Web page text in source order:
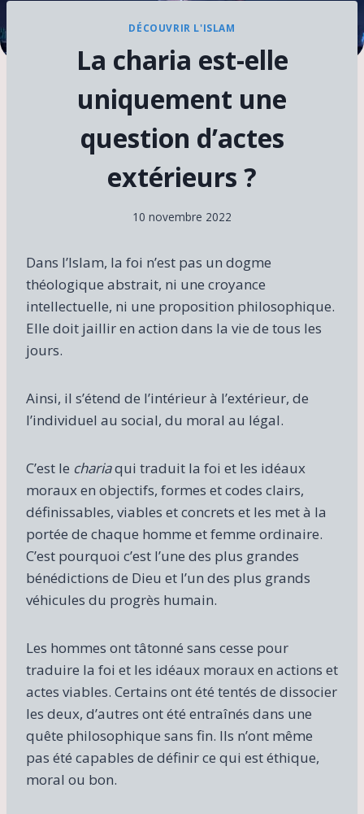
DÉCOUVRIR L'ISLAM
La charia est-elle
uniquement une
question d’actes
extérieurs ?
10 novembre 2022
Dans l’Islam, la foi n’est pas un dogme
théologique abstrait, ni une croyance
intellectuelle, ni une proposition philosophique.
Elle doit jaillir en action dans la vie de tous les
jours.
Ainsi, il s’étend de l’intérieur à l’extérieur, de
l’individuel au social, du moral au légal.
C’est le chariaqui traduit la foi et les idéaux
moraux en objectifs, formes et codes clairs,
définissables, viables et concrets et les met à la
portée de chaque homme et femme ordinaire.
C’est pourquoi c’est l’une des plus grandes
bénédictions de Dieu et l’un des plus grands
véhicules du progrès humain.
Les hommes ont tâtonné sans cesse pour
traduire la foi et les idéaux moraux en actions et
actes viables. Certains ont été tentés de dissocier
les deux, d’autres ont été entraînés dans une
quête philosophique sans fin. Ils n’ont même
pas été capables de définir ce qui est éthique,
moral ou bon.